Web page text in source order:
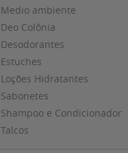
Medio ambiente
Deo Colônia
Desodorantes
Estuches
Loções Hidratantes
Sabonetes
Shampoo e Condicionador
Talcos